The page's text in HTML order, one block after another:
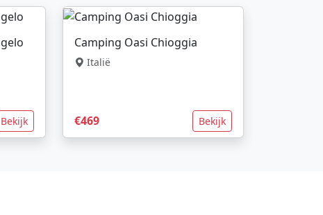
Bekijk
Camping Oasi Chioggia
Italië
€469 Bekijk